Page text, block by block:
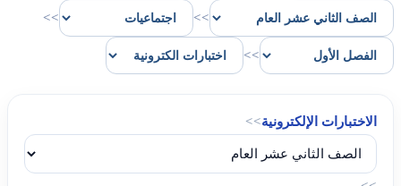
>>
>>
>>
الاختبارات الإلكترونية>>